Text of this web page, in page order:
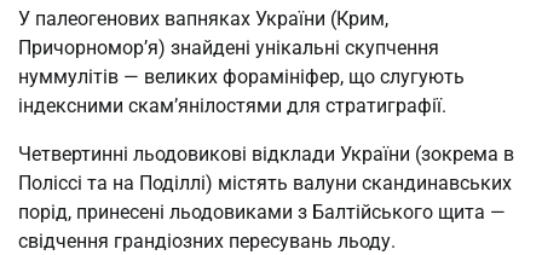
У палеогенових вапняках України (Крим,
Причорномор’я) знайдені унікальні скупчення
нуммулітів — великих форамініфер, що слугують
індексними скам’янілостями для стратиграфії.
Четвертинні льодовикові відклади України (зокрема в
Поліссі та на Поділлі) містять валуни скандинавських
порід, принесені льодовиками з Балтійського щита —
свідчення грандіозних пересувань льоду.